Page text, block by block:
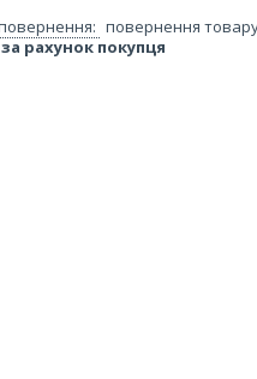
повернення
за рахунок покупця